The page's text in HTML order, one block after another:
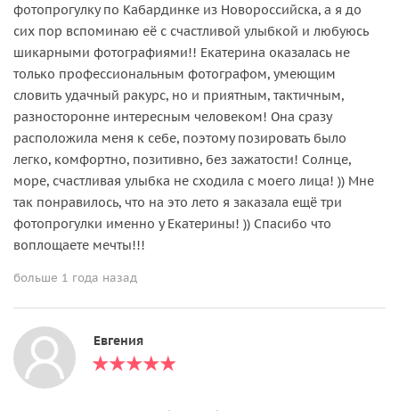
фотопрогулку по Кабардинке из Новороссийска, а я до
сих пор вспоминаю её с счастливой улыбкой и любуюсь
шикарными фотографиями!! Екатерина оказалась не
только профессиональным фотографом, умеющим
словить удачный ракурс, но и приятным, тактичным,
разносторонне интересным человеком! Она сразу
расположила меня к себе, поэтому позировать было
легко, комфортно, позитивно, без зажатости! Солнце,
море, счастливая улыбка не сходила с моего лица! )) Мне
так понравилось, что на это лето я заказала ещё три
фотопрогулки именно у Екатерины! )) Спасибо что
воплощаете мечты!!!
больше 1 года назад
Евгения